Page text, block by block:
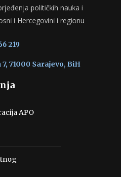
političkih nauka i
i Hercegovini i regionu
219
71000 Sarajevo, BiH
APO